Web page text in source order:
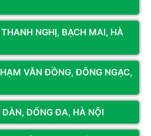
thông tin khuyến mãi từ Hoàng
Computer
CỬA HÀNG
NGHỊ, BẠCH MAI, HÀ
VĂN ĐỒNG, ĐÔNG NGẠC,
ĐÀN, ĐỐNG ĐA, HÀ NỘI